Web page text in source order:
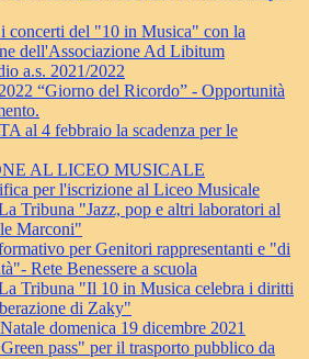
concerti del "10 in Musica" con la
dell'Associazione Ad Libitum
a.s. 2021/2022
“Giorno del Ricordo” - Opportunità
al 4 febbraio la scadenza per le
AL LICEO MUSICALE
per l'iscrizione al Liceo Musicale
Tribuna "Jazz, pop e altri laboratori al
Marconi"
per Genitori rappresentanti e "di
Rete Benessere a scuola
Tribuna "Il 10 in Musica celebra i diritti
di Zaky"
domenica 19 dicembre 2021
pass" per il trasporto pubblico da